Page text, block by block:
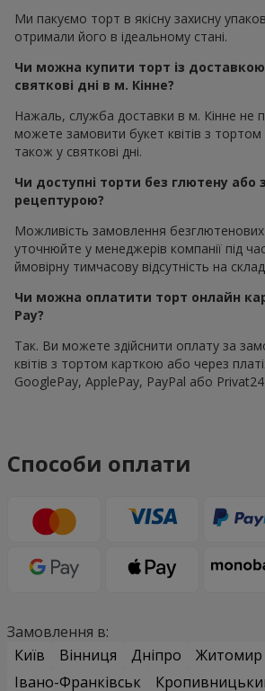
Ми пакуємо торт в якісну захисну
отримали його в ідеальному стані.
Чи можна купити торт із доставкою
святкові дні в м. Кінне?
Нажаль, служба доставки в м. Кінне не
можете замовити букет квітів з тортом
також у святкові дні.
Чи доступні торти без глютену або
рецептурою?
Можливість замовлення безглютенових
уточнюйте у менеджерів компанії під
ймовірну тимчасову відсутність на
Чи можна оплатити торт онлайн
Pay?
Так. Ви можете здійснити оплату за
квітів з тортом карткою або через
GooglePay, ApplePay, PayPal або Privat24
Способи оплати
Замовлення в:
Київ
Вінниця Дніпро Житомир
Івано-Франківськ